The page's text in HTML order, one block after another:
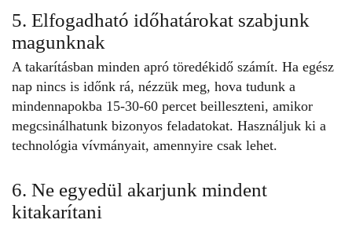
5. Elfogadható időhatárokat szabjunk
magunknak
A takarításban minden apró töredékidő számít. Ha egész
nap nincs is időnk rá, nézzük meg, hova tudunk a
mindennapokba 15-30-60 percet beilleszteni, amikor
megcsinálhatunk bizonyos feladatokat. Használjuk ki a
technológia vívmányait, amennyire csak lehet.
6. Ne egyedül akarjunk mindent
kitakarítani